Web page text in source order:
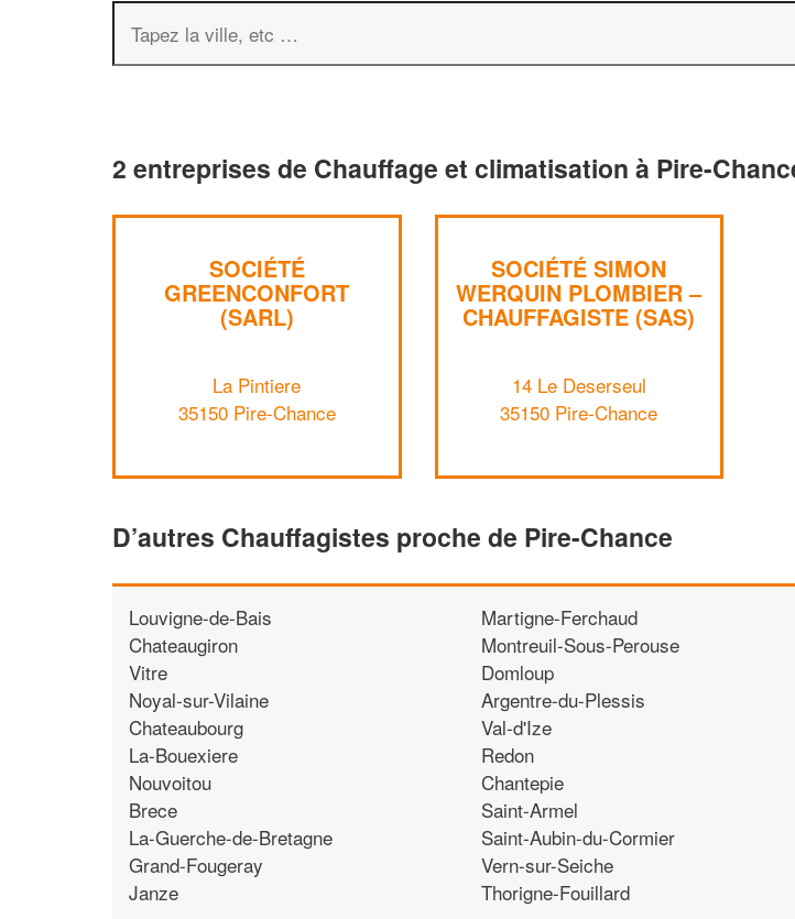
2 entreprises de Chauffage et climatisation à Pire-
SOCIÉTÉ
GREENCONFORT
(SARL)
La Pintiere
35150 Pire-Chance
SOCIÉTÉ SIMON
WERQUIN PLOMBIER –
CHAUFFAGISTE (SAS)
14 Le Deserseul
35150 Pire-Chance
D’autres Chauffagistes proche de Pire-Chance
Louvigne-de-Bais
Chateaugiron
Vitre
Noyal-sur-Vilaine
Chateaubourg
La-Bouexiere
Nouvoitou
Brece
La-Guerche-de-Bretagne
Grand-Fougeray
Janze
Martigne-Ferchaud
Montreuil-Sous-Perouse
Domloup
Argentre-du-Plessis
Val-d'Ize
Redon
Chantepie
Saint-Armel
Saint-Aubin-du-Cormier
Vern-sur-Seiche
Thorigne-Fouillard